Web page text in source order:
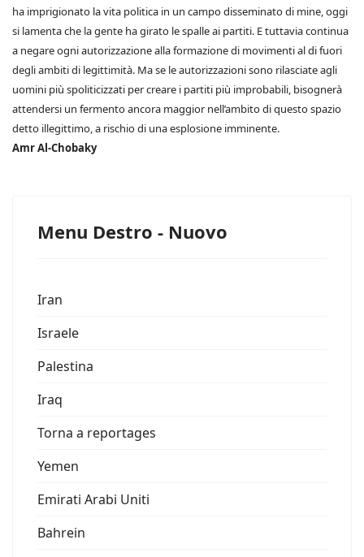
ha imprigionato la vita politica in un campo disseminato di mine, oggi
si lamenta che la gente ha girato le spalle ai partiti. E tuttavia continua
a negare ogni autorizzazione alla formazione di movimenti al di fuori
degli ambiti di legittimità. Ma se le autorizzazioni sono rilasciate agli
uomini più spoliticizzati per creare i partiti più improbabili, bisognerà
attendersi un fermento ancora maggior nell’ambito di questo spazio
detto illegittimo, a rischio di una esplosione imminente.
Amr Al-Chobaky
Menu Destro - Nuovo
Iran
Israele
Palestina
Iraq
Torna a reportages
Yemen
Emirati Arabi Uniti
Bahrein